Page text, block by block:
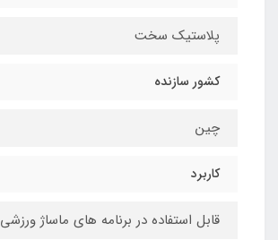
پلاستیک سخت
کشور سازنده
چین
کاربرد
قابل استفاده در برنامه های ماساژ ورزشی